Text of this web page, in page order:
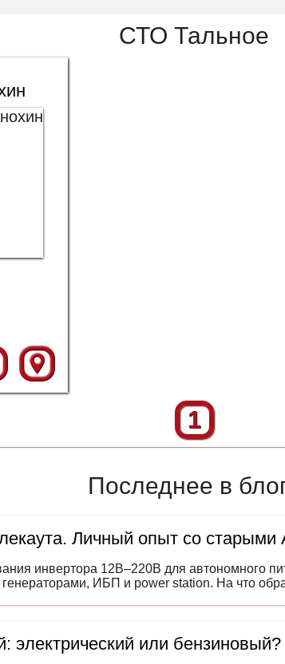
СТО Тальное
1
Последнее в
Личный опыт со старыми
инвертора 12В–220В для автономного
генераторами, ИБП и power station. На что
электрический или